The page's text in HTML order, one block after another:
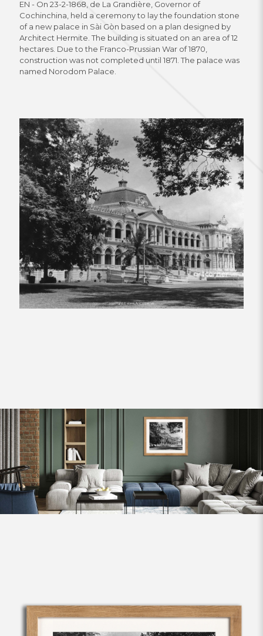
EN - On 23-2-1868, de La Grandière, Governor of
Cochinchina, held a ceremony to lay the foundation stone
of a new palace in Sài Gòn based on a plan designed by
Architect Hermite. The building is situated on an area of 12
hectares. Due to the Franco-Prussian War of 1870,
construction was not completed until 1871. The palace was
named Norodom Palace.